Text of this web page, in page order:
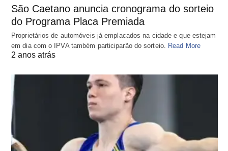
São Caetano anuncia cronograma do sorteio
do Programa Placa Premiada
Proprietários de automóveis já emplacados na cidade e que estejam
em dia com o IPVA também participarão do sorteio. Read More
2 anos atrás